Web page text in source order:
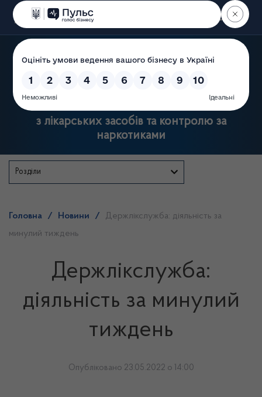
Пошук
Державна служба України
з лікарських засобів та контролю за
наркотиками
Розділи
Головна / Новини /
Держлікслужба: діяльність за
минулий тиждень
Держлікслужба:
діяльність за минулий
тиждень
Опубліковано 23.05.2022 о 14:00